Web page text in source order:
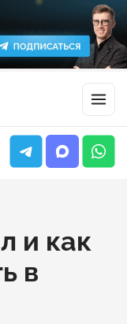
и как
в